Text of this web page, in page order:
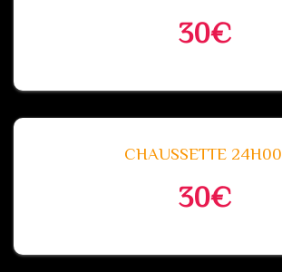
30€
CHAUSSETTE 24H00
30€